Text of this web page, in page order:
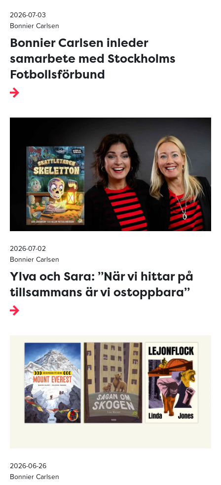
2026-07-03
Bonnier Carlsen
Bonnier Carlsen inleder
samarbete med Stockholms
Fotbollsförbund
2026-07-02
Bonnier Carlsen
Ylva och Sara: ”När vi hittar på
tillsammans är vi ostoppbara”
2026-06-26
Bonnier Carlsen